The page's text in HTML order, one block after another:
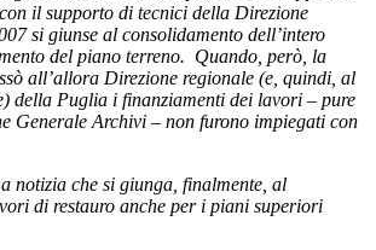
il supporto di tecnici della Direzione
si giunse al consolidamento dell’intero
del piano terreno. Quando, però, la
all’allora Direzione regionale (e, quindi, al
della Puglia i finanziamenti dei lavori – pure
Generale Archivi – non furono impiegati con
notizia che si giunga, finalmente, al
di restauro anche per i piani superiori